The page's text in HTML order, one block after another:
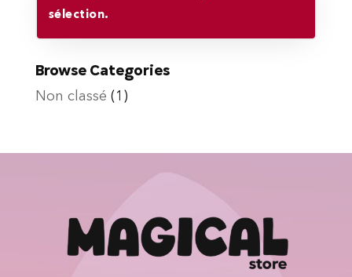
sélection.
Browse Categories
Non classé (1)